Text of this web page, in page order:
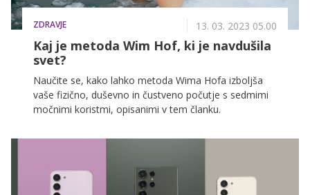
ZDRAVJE 13. 03. 2023 05.00
Kaj je metoda Wim Hof, ki je navdušila
svet?
Naučite se, kako lahko metoda Wima Hofa izboljša
vaše fizično, duševno in čustveno počutje s sedmimi
močnimi koristmi, opisanimi v tem članku.